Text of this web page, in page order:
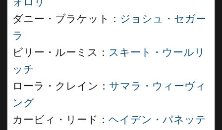
ダニー・ブラケット： ジョシュ・セガー
ラ
ビリー・ルーミス： スキート・ウールリ
ッチ
ローラ・クレイン： サマラ・ウィーヴィ
ング
カービィ・リード： ヘイデン・パネッテ